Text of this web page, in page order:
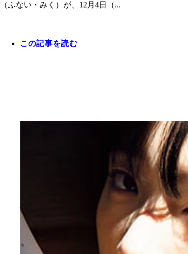
（ふない・みく）が、12月4日（...
この記事を読む